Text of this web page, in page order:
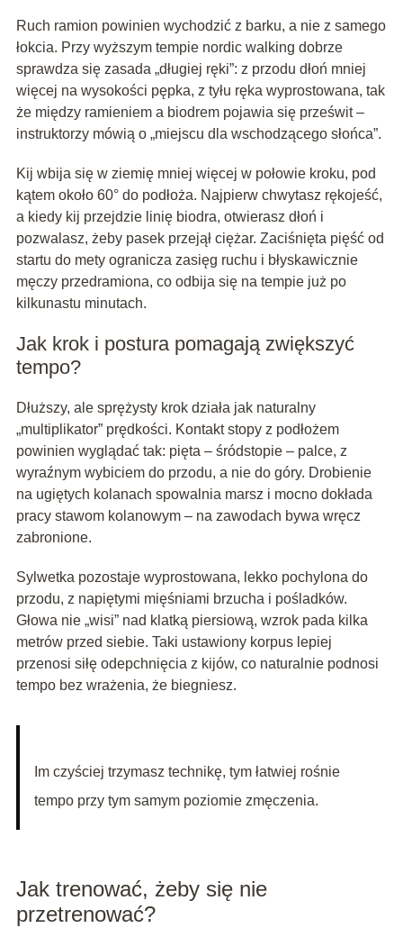
Ruch ramion powinien wychodzić z barku, a nie z samego
łokcia. Przy wyższym tempie nordic walking dobrze
sprawdza się zasada „długiej ręki”: z przodu dłoń mniej
więcej na wysokości pępka, z tyłu ręka wyprostowana, tak
że między ramieniem a biodrem pojawia się prześwit –
instruktorzy mówią o „miejscu dla wschodzącego słońca”.
Kij wbija się w ziemię mniej więcej w połowie kroku, pod
kątem około 60° do podłoża. Najpierw chwytasz rękojeść,
a kiedy kij przejdzie linię biodra, otwierasz dłoń i
pozwalasz, żeby pasek przejął ciężar. Zaciśnięta pięść od
startu do mety ogranicza zasięg ruchu i błyskawicznie
męczy przedramiona, co odbija się na tempie już po
kilkunastu minutach.
Jak krok i postura pomagają zwiększyć
tempo?
Dłuższy, ale sprężysty krok działa jak naturalny
„multiplikator” prędkości. Kontakt stopy z podłożem
powinien wyglądać tak: pięta – śródstopie – palce, z
wyraźnym wybiciem do przodu, a nie do góry. Drobienie
na ugiętych kolanach spowalnia marsz i mocno dokłada
pracy stawom kolanowym – na zawodach bywa wręcz
zabronione.
Sylwetka pozostaje wyprostowana, lekko pochylona do
przodu, z napiętymi mięśniami brzucha i pośladków.
Głowa nie „wisi” nad klatką piersiową, wzrok pada kilka
metrów przed siebie. Taki ustawiony korpus lepiej
przenosi siłę odepchnięcia z kijów, co naturalnie podnosi
tempo bez wrażenia, że biegniesz.
Im czyściej trzymasz technikę, tym łatwiej rośnie
tempo przy tym samym poziomie zmęczenia.
Jak trenować, żeby się nie
przetrenować?